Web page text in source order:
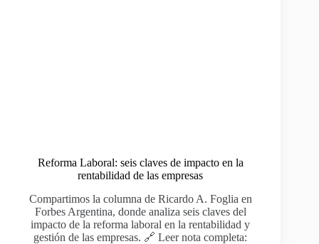
Reforma Laboral: seis claves de impacto en la
rentabilidad de las empresas
Compartimos la columna de Ricardo A. Foglia en
Forbes Argentina, donde analiza seis claves del
impacto de la reforma laboral en la rentabilidad y
gestión de las empresas. 🔗 Leer nota completa: